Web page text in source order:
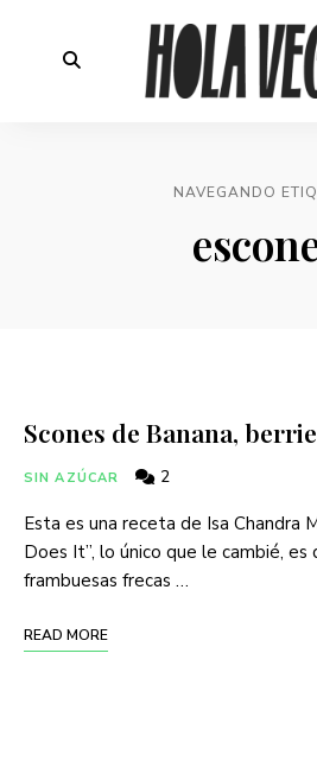
NAVEGANDO
Scones de Banana,
SIN AZÚCAR 2
Esta es una receta de Isa Chandra
Does It”, lo único que le cambié, es
frambuesas frecas …
READ MORE